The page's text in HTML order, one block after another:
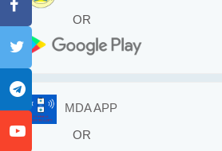
OR
MDA APP
OR